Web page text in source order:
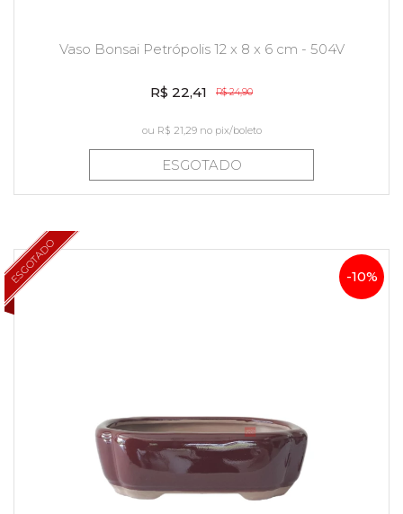
Vaso Bonsai Petrópolis 12 x 8 x 6 cm - 504V
R$ 22,41 R$ 24,90
ou R$ 21,29no pix/boleto
ESGOTADO
ESGOTADO -10%